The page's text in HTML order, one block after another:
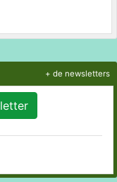
+ de newsletters